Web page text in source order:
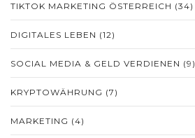
TIKTOK MARKETING ÖSTERREICH (34)
DIGITALES LEBEN (12)
SOCIAL MEDIA & GELD VERDIENEN (9)
KRYPTOWÄHRUNG (7)
MARKETING (4)